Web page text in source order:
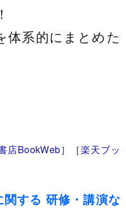
体系的にまとめた
店BookWeb］
［楽天ブッ
関する 研修・講演な